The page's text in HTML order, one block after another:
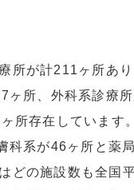
所が計211ヶ所あり
ヶ所、外科系診療
所存在しています
科系が46ヶ所と薬
どの施設数も全国